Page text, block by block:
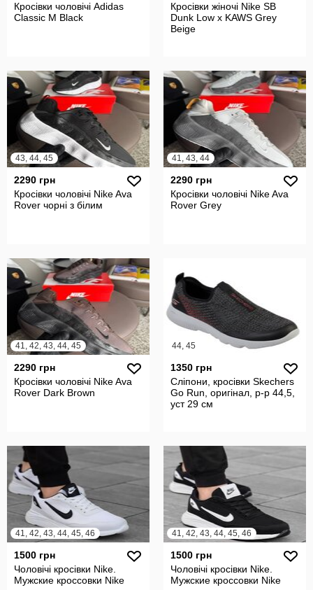
Кросівки чоловічі Adidas
Classic M Black
Кросівки жіночі Nike SB
Dunk Low x KAWS Grey
Beige
43, 44, 45
2290 грн
Кросівки чоловічі Nike Ava
Rover чорні з білим
41, 43, 44
2290 грн
Кросівки чоловічі Nike Ava
Rover Grey
41, 42, 43, 44, 45
2290 грн
Кросівки чоловічі Nike Ava
Rover Dark Brown
44, 45
1350 грн
Сліпони, кросівки Skechers
Go Run, оригінал, р-р 44,5,
уст 29 см
41, 42, 43, 44, 45, 46
1500 грн
Чоловічі кросівки Nike.
Мужские кроссовки Nike
41, 42, 43, 44, 45, 46
1500 грн
Чоловічі кросівки Nike.
Мужские кроссовки Nike